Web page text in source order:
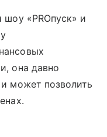
шоу «PROпуск» и
она давно
может позволить